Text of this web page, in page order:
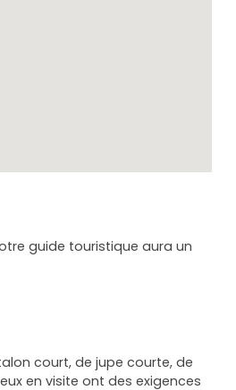
guide touristique aura un
court, de jupe courte, de
en visite ont des exigences